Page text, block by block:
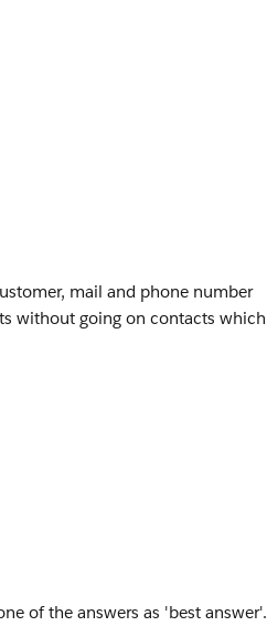
mail and phone number
without going on contacts which
of the answers as 'best answer'.